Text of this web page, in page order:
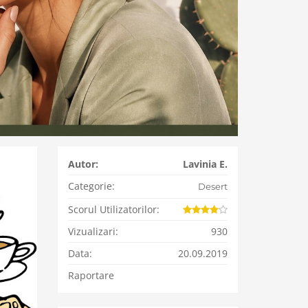
Autor:
Lavinia E.
Categorie:
Desert
Scorul Utilizatorilor:
Vizualizari:
930
Data:
20.09.2019
Raportare